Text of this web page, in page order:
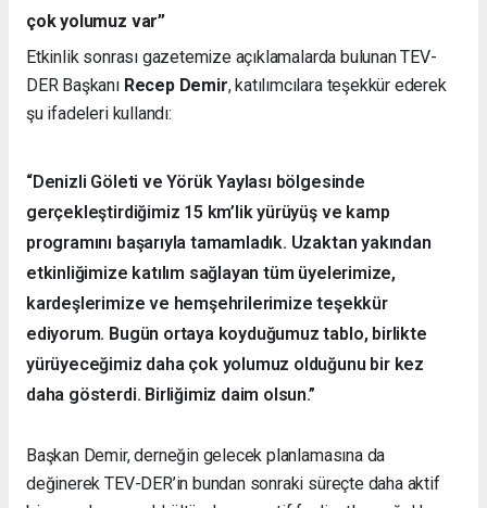
çok yolumuz var”
Etkinlik sonrası gazetemize açıklamalarda bulunan TEV-
DER Başkanı Recep Demir, katılımcılara teşekkür ederek
şu ifadeleri kullandı:
“Denizli Göleti ve Yörük Yaylası bölgesinde
gerçekleştirdiğimiz 15 km’lik yürüyüş ve kamp
programını başarıyla tamamladık. Uzaktan yakından
etkinliğimize katılım sağlayan tüm üyelerimize,
kardeşlerimize ve hemşehrilerimize teşekkür
ediyorum. Bugün ortaya koyduğumuz tablo, birlikte
yürüyeceğimiz daha çok yolumuz olduğunu bir kez
daha gösterdi. Birliğimiz daim olsun.”
Başkan Demir, derneğin gelecek planlamasına da
değinerek TEV-DER’in bundan sonraki süreçte daha aktif